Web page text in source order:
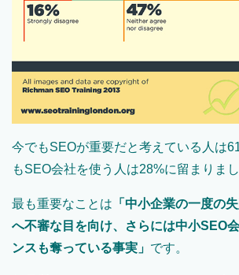
今でもSEOが重要だと考えている人は
もSEO会社を使う人は28%に留まりまし
最も重要なことは 「中小企業の一度の
へ不審な目を向け、さらには中小SEO
ンスも奪っている事実」 です。